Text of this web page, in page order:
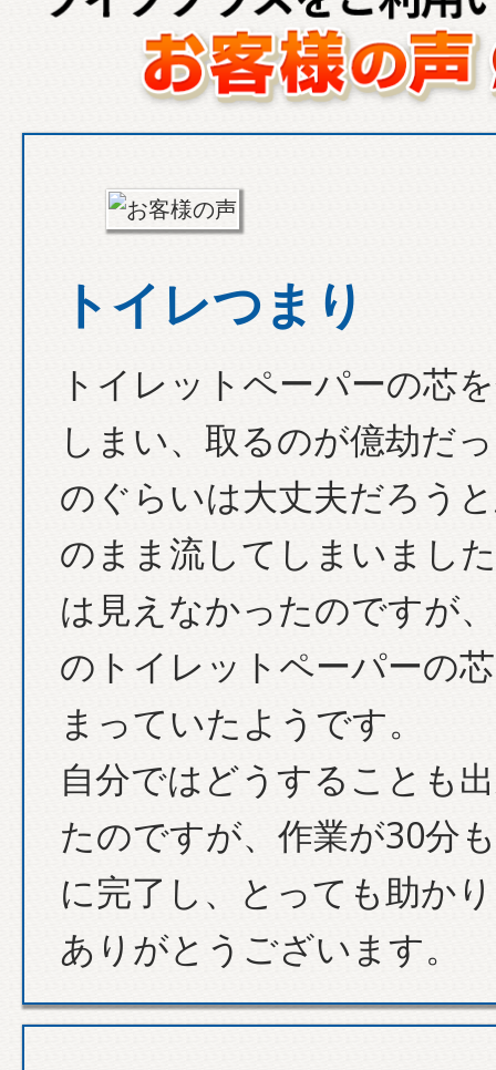
トイレつまり
トイレットペーパーの芯
しまい、取るのが億劫だ
のぐらいは大丈夫だろう
のまま流してしまいまし
は見えなかったのですが
のトイレットペーパーの
まっていたようです。
自分ではどうすることも
たのですが、作業が30分
に完了し、とっても助か
ありがとうございます。